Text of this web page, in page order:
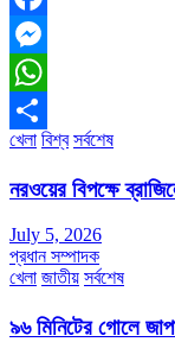
Facebook
Messenger
WhatsApp
Share
খেলা বিশ্ব সর্বশেষ
নরওয়ের বিপক্ষে
July 5, 2026
প্রধান সম্পাদক
খেলা জাতীয় সর্বশেষ
৯৬ মিনিটের গোলে